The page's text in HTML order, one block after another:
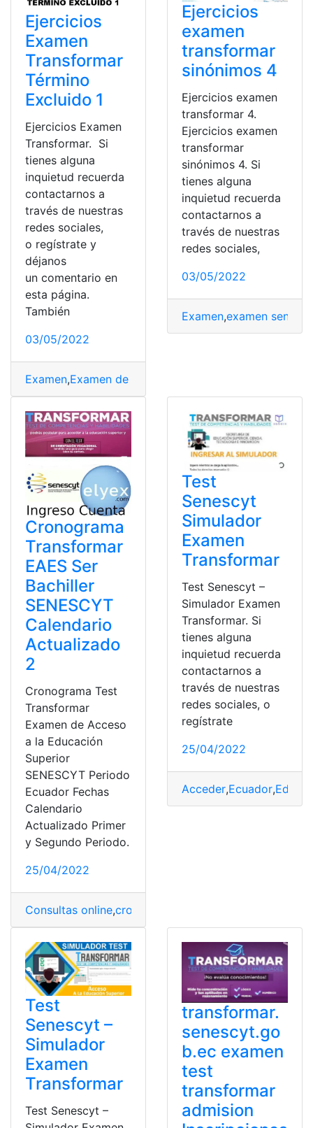
Ejercicios
Examen
Transformar
Término
Excluido 1
Ejercicios Examen
Transformar. Si
tienes alguna
inquietud recuerda
contactarnos a
través de nuestras
redes sociales,
o regístrate y
déjanos
un comentario en
esta página.
También
03/05/2022
Examen,Examen de grado
Ejercicios
examen
transformar
sinónimos 4
Ejercicios examen
transformar 4.
Ejercicios examen
transformar
sinónimos 4. Si
tienes alguna
inquietud recuerda
contactarnos a
través de nuestras
redes sociales,
03/05/2022
Examen,examen senecyt
Cronograma
Transformar
EAES Ser
Bachiller
SENESCYT
Calendario
Actualizado
2
Cronograma Test
Transformar
Examen de Acceso
a la Educación
Superior
SENESCYT Periodo
Ecuador Fechas
Calendario
Actualizado Primer
y Segundo Periodo.
25/04/2022
Consultas online,cronograma
Test
Senescyt
Simulador
Examen
Transformar
Test Senescyt –
Simulador Examen
Transformar. Si
tienes alguna
inquietud recuerda
contactarnos a
través de nuestras
redes sociales, o
regístrate
25/04/2022
Acceder,Ecuador,
Test
Senescyt –
Simulador
Examen
Transformar
Test Senescyt –
transformar.
senescyt.go
b.ec examen
test
transformar
admision